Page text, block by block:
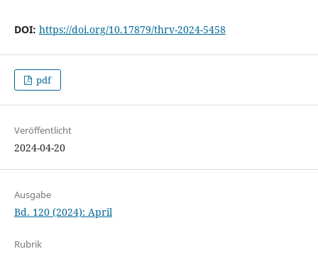
DOI: https://doi.org/10.17879/thrv-2024-5458
pdf
Veröffentlicht
2024-04-20
Ausgabe
Bd. 120 (2024): April
Rubrik